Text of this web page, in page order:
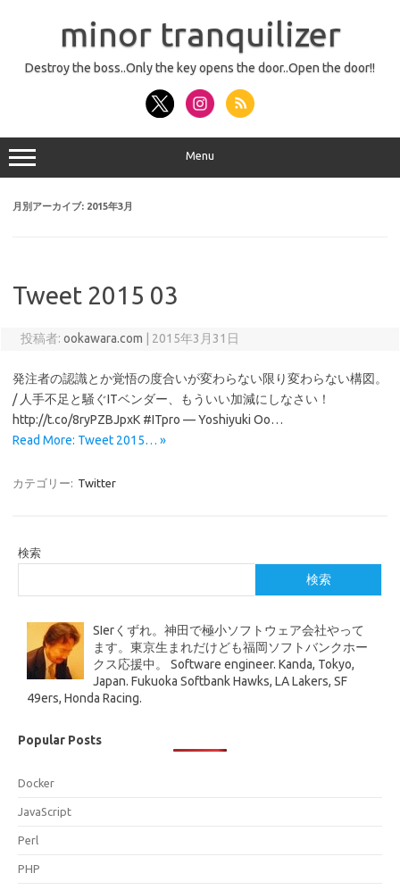
minor tranquilizer
Destroy the boss..Only the key opens the door..Open the door!!
Menu
月別アーカイブ: 2015年3月
Tweet 2015 03
投稿者: ookawara.com 2015年3月31日
発注者の認識とか覚悟の度合いが変わらない限り変わらない構図。
/ 人手不足と騒ぐITベンダー、もういい加減にしなさい！
http://t.co/8ryPZBJpxK #ITpro — Yoshiyuki Oo…
Read More: Tweet 2015… »
カテゴリー: Twitter
検索
検索
SIerくずれ。神田で極小ソフトウェア会社やって
ます。東京生まれだけども福岡ソフトバンクホー
クス応援中。 Software engineer. Kanda, Tokyo,
Japan. Fukuoka Softbank Hawks, LA Lakers, SF
49ers, Honda Racing.
Popular Posts
Docker
JavaScript
Perl
PHP